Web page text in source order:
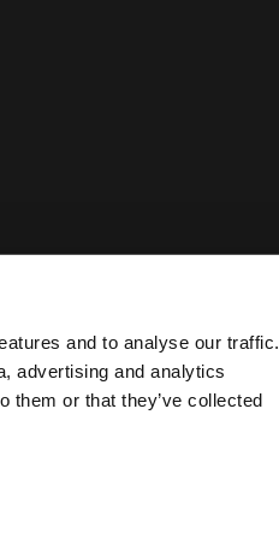
and to analyse our traffic.
advertising and analytics
them or that they’ve collected
de privacidad Política de cookies